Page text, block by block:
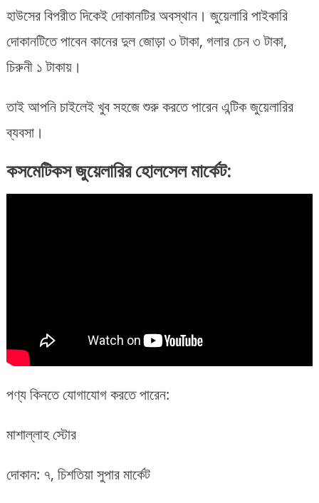
হাউসের বিপরীত দিকেই দোকানটির অবস্থান। জুয়েলারি পাইকারি
দোকানটিতে পাবেন কানের দুল জোড়া ৩ টাকা, গলার চেন ৩ টাকা,
চিরুনী ১ টাকায়।
তাই আপনি চাইলেই খুব সহজে শুরু করতে পারেন এন্টিক জুয়েলারির
ব্যবসা।
কসমেটিকস জুয়েলারির হোলসেল মার্কেট:
পণ্য কিনতে যোগাযোগ করতে পারেন:
মাশাল্লাহ স্টোর
দোকান: ৭, চিশতিয়া সুপার মার্কেট